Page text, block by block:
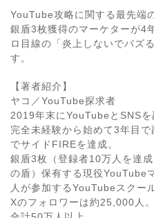
YouTube攻略に関する最先端
銀盾3枚獲得のマーケターが4
ロ目線の「炎上しないでバズ
す。
【著者紹介】
ヤコ／YouTube探求者
2019年末にYouTubeとSNSを
完全未経験から始めて3年目
でサイドFIREを達成。
銀盾3枚（登録者10万人を達
の盾）保有する現役YouTube
人が参加するYouTubeスクー
Xのフォロワーは約25,000人